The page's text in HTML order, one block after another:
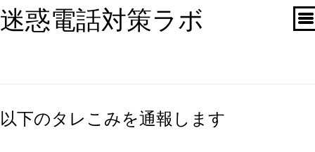
迷惑電話対策ラボ
以下のタレこみを通報します